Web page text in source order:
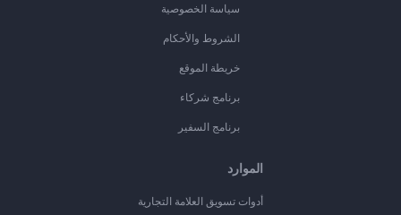
سياسة الخصوصية
الشروط والأحكام
خريطة الموقع
برنامج شركاء
برنامج السفير
الموارد
أدوات تسويق العلامة التجارية